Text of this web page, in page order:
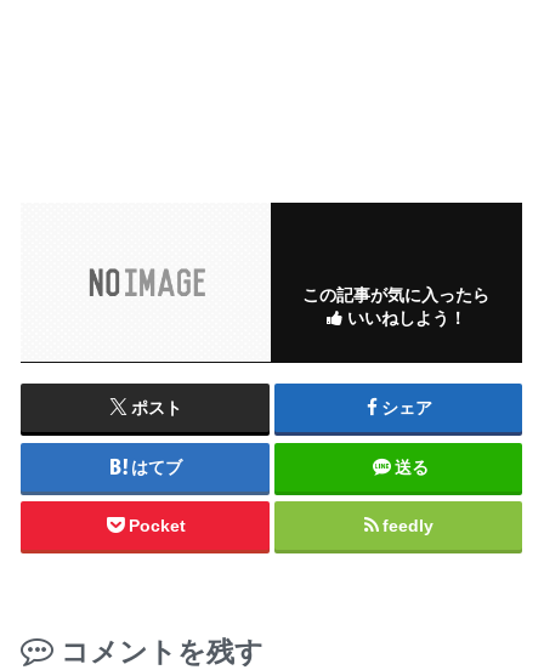
この記事が気に入ったら
いいねしよう！
ポスト シェア
はてブ 送る
Pocket feedly
コメントを残す